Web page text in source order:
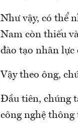
Như vậy, có thể
Nam còn thiếu
đào tạo nhân lực
Vậy theo ông,
Đầu tiên, chúng
công nghệ thông